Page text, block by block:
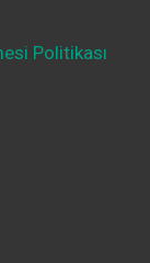
Politikası